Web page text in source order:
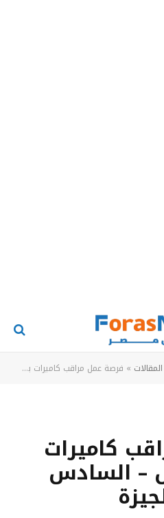
» فرصة عمل مراقب كاميرات بشركة فريدال – السادس من أكتوبر – الجيزة
كاميرات
– السادس